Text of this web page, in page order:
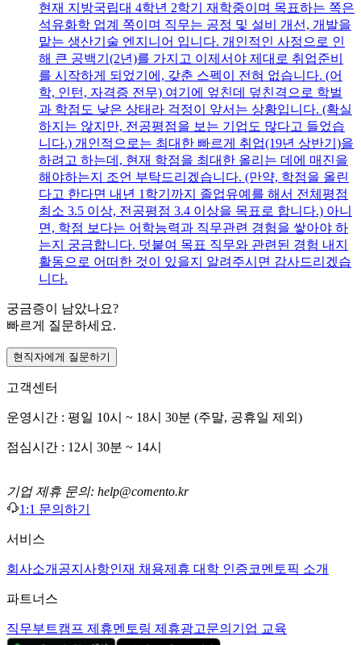
현재 지방국립대 4학년 2학기 재학중이며 목표하는 쪽은
석유화학 업계 쪽이며 직무는 공정 및 설비 개선, 개발을
맡는 생산기술 엔지니어 입니다. 개인적인 사정으로 인
해 큰 공백기(2년)를 가지고 이제서야 제대로 취업준비
를 시작하게 되었기에, 갖춘 스펙이 전혀 없습니다. (어
학, 인턴, 자격증 전무) 여기에 엎친데 덮친격으로 학벌
과 학점도 낮은 상태라 걱정이 앞서는 상황입니다. (확실
하지는 않지만, 전공평점을 보는 기업도 많다고 들었습
니다.) 개인적으로는 최대한 빠르게 취업(19년 상반기)을
하려고 하는데, 현재 학점을 최대한 올리는 데에 매진을
해야하는지 조언 부탁드리겠습니다. (만약, 학점을 올린
다고 한다면 내년 1학기까지 졸업유예를 해서 전체평점
최소 3.5 이상, 전공평점 3.4 이상을 목표로 합니다.) 아니
면, 학점 보다는 어학능력과 직무관련 경험을 쌓아야 하
는지 궁금합니다. 덧붙여 목표 직무와 관련된 경험 내지
활동으로 어떠한 것이 있을지 알려주시면 감사드리겠습
니다.
궁금증이 남았나요?
빠르게 질문하세요.
현직자에게 질문하기
고객센터
운영시간 : 평일 10시 ~ 18시 30분 (주말, 공휴일 제외)
점심시간 : 12시 30분 ~ 14시
기업 제휴 문의: help@comento.kr
1:1 문의하기
서비스
회사소개 공지사항인재 채용제휴 대학 인증코멘토픽 소개
파트너스
직무부트캠프 제휴멘토링 제휴광고문의 기업 교육